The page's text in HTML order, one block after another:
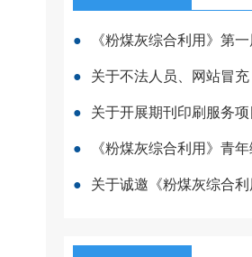
● 《粉煤灰综合利用》第
● 关于不法人员、网站冒
● 关于开展期刊印刷服务
● 《粉煤灰综合利用》青
● 关于诚邀《粉煤灰综合利